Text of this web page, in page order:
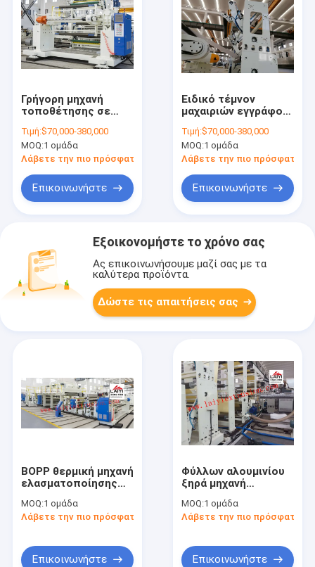
Γρήγορη μηχανή
τοποθέτησης σε
ταχύτητας αυτόματη
με το υπερηχητικά
λευκό και το μπλε
τύπων
Τιμή:$70,000-380,000
MOQ:1 ομάδα
Λάβετε την πιο πρόσφατη τιμή
Επικοινωνήστε
Ειδικό τέμνον
μαχαιριών εγγράφου
στρώματα σχέδιο
δομών
ελασματοποίησης
Τιμή:$70,000-380,000
MOQ:1 ομάδα
Λάβετε την πιο πρόσφατη
Επικοινωνήστε
Εξοικονομήστε το χρόνο σας
Ας επικοινωνήσουμε μαζί σας με τα
καλύτερα προϊόντα.
Δώστε τις απαιτήσεις σας
BOPP θερμική μηχανή
ελασματοποίησης
αυτόματη για τις
πλαστικές ταινίες
MOQ:1 ομάδα
Λάβετε την πιο πρόσφατη τιμή
Επικοινωνήστε
Φύλλων αλουμινίου
ξηρά μηχανή
εγγράφου ταινιών
αυτόματη με το
MOQ:1 ομάδα
Λάβετε την πιο πρόσφατη
Επικοινωνήστε